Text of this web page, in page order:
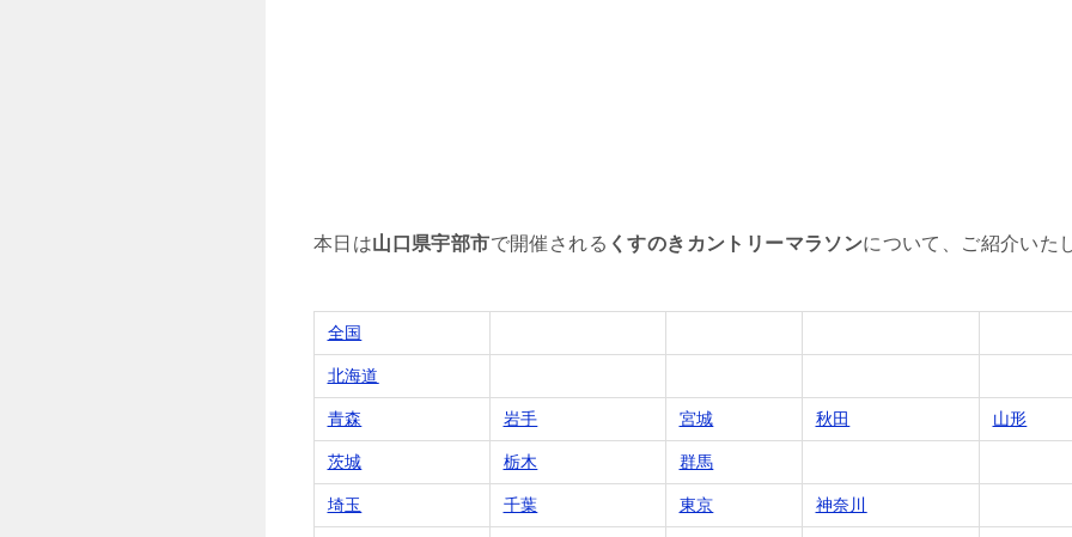
本日は山口県宇部市で開催される くすのきカントリーマラソンについて、ご紹介いた
全国
北海道
青森 岩手 宮城 秋田 山形
茨城 栃木 群馬
埼玉 千葉 東京 神奈川